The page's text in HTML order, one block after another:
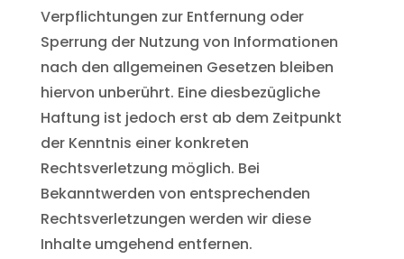
Verpflichtungen zur Entfernung oder
Sperrung der Nutzung von Informationen
nach den allgemeinen Gesetzen bleiben
hiervon unberührt. Eine diesbezügliche
Haftung ist jedoch erst ab dem Zeitpunkt
der Kenntnis einer konkreten
Rechtsverletzung möglich. Bei
Bekanntwerden von entsprechenden
Rechtsverletzungen werden wir diese
Inhalte umgehend entfernen.